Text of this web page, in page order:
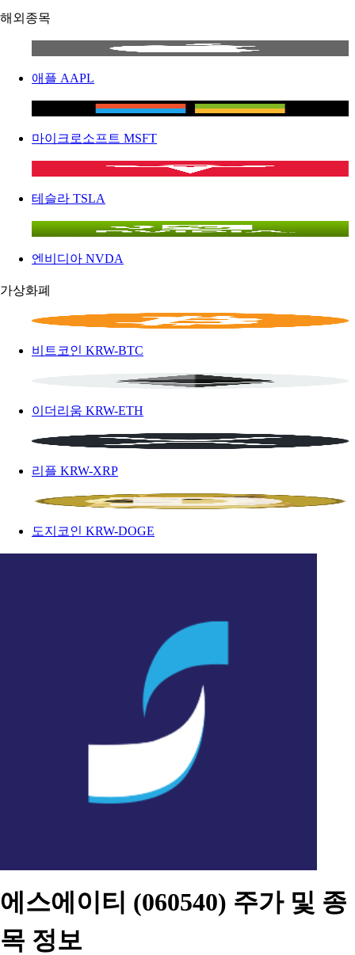
해외종목
애플 AAPL
마이크로소프트 MSFT
테슬라 TSLA
엔비디아 NVDA
가상화폐
비트코인 KRW-BTC
이더리움 KRW-ETH
리플 KRW-XRP
도지코인 KRW-DOGE
에스에이티 (060540) 주가 및 종
목 정보